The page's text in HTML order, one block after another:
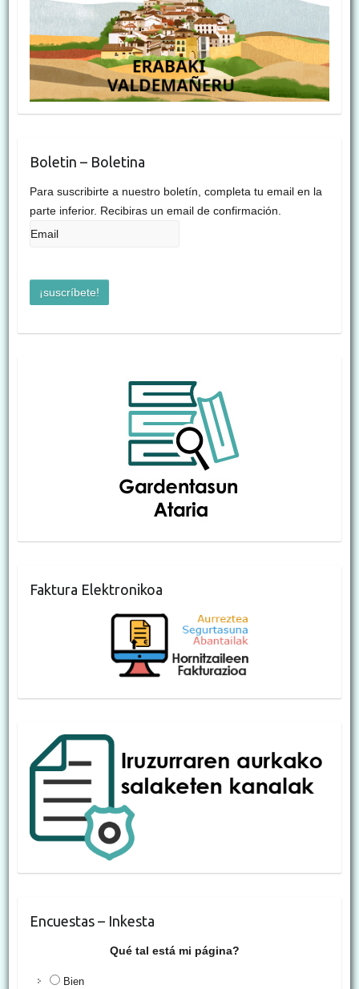
Boletin – Boletina
Para suscribirte a nuestro boletín, completa tu email en la
parte inferior. Recibiras un email de confirmación.
Faktura Elektronikoa
Encuestas – Inkesta
Qué tal está mi página?
Bien